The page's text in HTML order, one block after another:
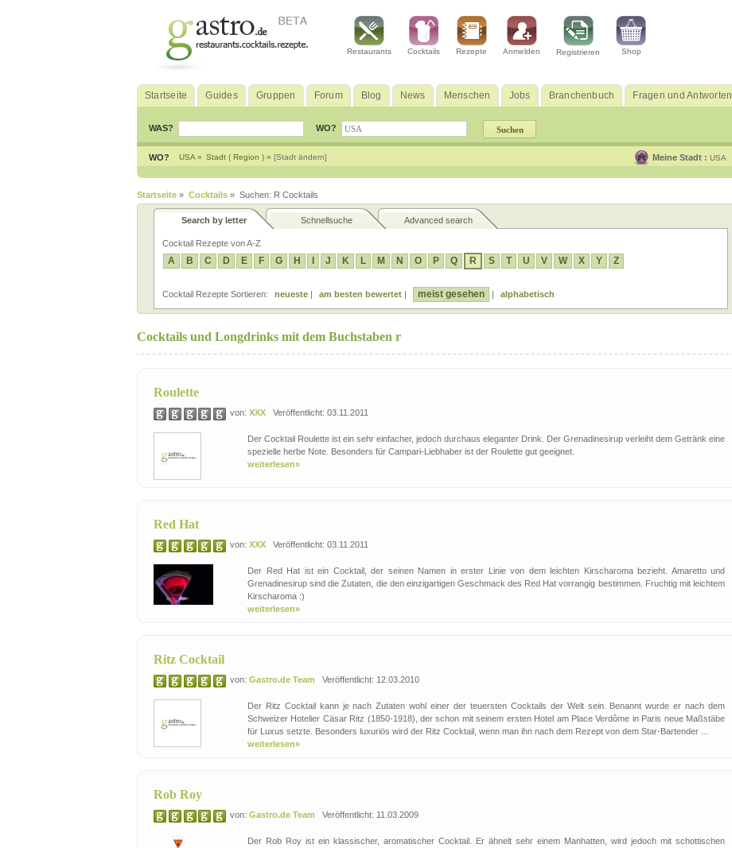
Restaurants Cocktails Rezepte Anmelden Registrieren Shop
Startseite Guides Gruppen Forum Blog News Menschen Jobs Branchenbuch Fragen und Antworten
WAS? WO?
WO? USA » Stadt ( Region ) » [Stadt ändern] Meine Stadt : USA
Startseite » Cocktails » Suchen: R Cocktails
Search by letter Schnellsuche Advanced search
Cocktail Rezepte von A-Z
A B C D E F G H J K L M N O P Q R S T U V W X Y Z
Cocktail Rezepte Sortieren: neueste | am besten bewertet | meist gesehen | alphabetisch
Cocktails und Longdrinks mit dem Buchstaben r
Roulette
von: XXX Veröffentlicht: 03.11.2011
Der Cocktail Roulette ist ein sehr einfacher, jedoch durchaus eleganter Drink. Der Grenadinesirup verleiht dem Getränk eine
spezielle herbe Note. Besonders für Campari-Liebhaber ist der Roulette gut geeignet.
weiterlesen»
Red Hat
von: XXX Veröffentlicht: 03.11.2011
Der Red Hat ist ein Cocktail, der seinen Namen in erster Linie von dem leichten Kirscharoma bezieht. Amaretto und
Grenadinesirup sind die Zutaten, die den einzigartigen Geschmack des Red Hat vorrangig bestimmen. Fruchtig mit leichtem
Kirscharoma :)
weiterlesen»
Ritz Cocktail
von: Gastro.de Team Veröffentlicht: 12.03.2010
Der Ritz Cocktail kann je nach Zutaten wohl einer der teuersten Cocktails der Welt sein. Benannt wurde er nach dem
Schweizer Hotelier Cäsar Ritz (1850-1918), der schon mit seinem ersten Hotel am Place Verdôme in Paris neue Maßstäbe
für Luxus setzte. Besonders luxuriös wird der Ritz Cocktail, wenn man ihn nach dem Rezept von dem Star-Bartender ...
weiterlesen»
Rob Roy
von: Gastro.de Team Veröffentlicht: 11.03.2009
Der Rob Roy ist ein klassischer, aromatischer Cocktail. Er ähnelt sehr einem Manhatten, wird jedoch mit schottischen